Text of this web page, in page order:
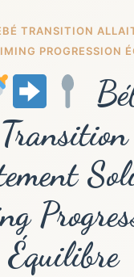
TRANSITION
PROGRESSION
Transition
Équilibre